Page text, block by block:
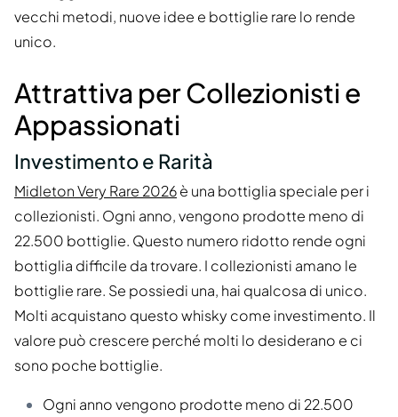
vecchi metodi, nuove idee e bottiglie rare lo rende
unico.
Attrattiva per Collezionisti e
Appassionati
Investimento e Rarità
Midleton Very Rare 2026è una bottiglia speciale per i
collezionisti. Ogni anno, vengono prodotte meno di
22.500 bottiglie. Questo numero ridotto rende ogni
bottiglia difficile da trovare. I collezionisti amano le
bottiglie rare. Se possiedi una, hai qualcosa di unico.
Molti acquistano questo whisky come investimento. Il
valore può crescere perché molti lo desiderano e ci
sono poche bottiglie.
Ogni anno vengono prodotte meno di 22.500